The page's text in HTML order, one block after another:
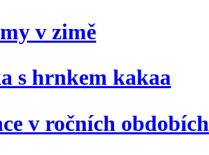
v zimě
s hrnkem kakaa
v ročních obdobích